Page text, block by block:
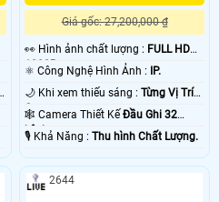
Giá gốc: 27,200,000 ₫
️👀 Hình ảnh chất lượng : FULL HD
1080P .
⚛️ Công Nghệ Hình Ảnh : IP.
🌙 Khi xem thiếu sáng :Từng Vị Trí
Camera .
🕸️ Camera Thiết KếĐầu Ghi 32
kênh.
️🎙 Khả Năng :Thu hình Chất Lượng.
2644